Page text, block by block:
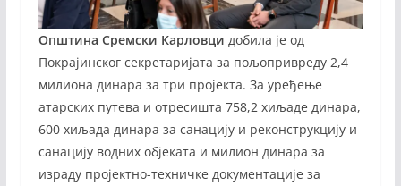
Општина Сремски Карловци добила је од
Покрајинског секретаријата за пољопривреду 2,4
милиона динара за три пројекта. За уређење
атарских путева и отресишта 758,2 хиљаде динара,
600 хиљада динара за санацију и реконструкцију и
санацију водних објеката и милион динара за
израду пројектно-техничке документације за